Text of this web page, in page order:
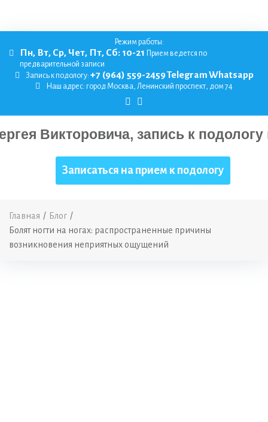
Режим работы:
Пн, Вт, Ср, Чет, Пт, Сб: 10-21 Прием ведется по
предварительной записи
Запись к подологу: +7 (964) 559-2459TelegramWhatsapp
Наш адрес: город Москва, Ленинский проспект, дом 74
Записаться на прием к подологу
Главная / Блог /
Болят ногти на ногах: распространенные причины
возникновения неприятных ощущений